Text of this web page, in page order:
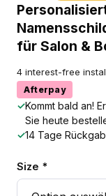
für Salon &
4 interest-free
Afterpay
✓Kommt bald an!
Sie heute
✓14 Tage
Size *